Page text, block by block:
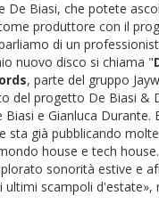
De Biasi, che potete
produttore con il
di un
nuovo disco si chiama "
, parte del gruppo
del progetto De Biasi &
e Gianluca Durante.
sta già pubblicando
house e tech
sonorità estive e
scampoli d'estate»,